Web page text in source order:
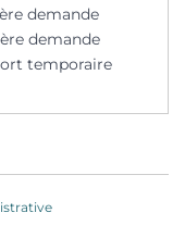
demande
demande
temporaire